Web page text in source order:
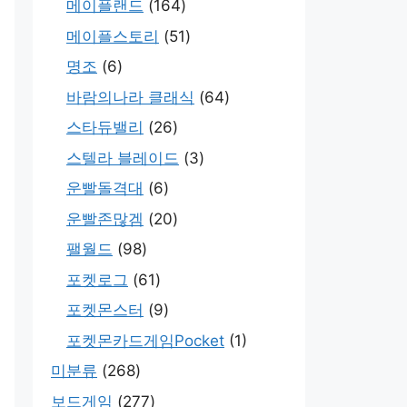
메이플랜드 (164)
메이플스토리 (51)
명조 (6)
바람의나라 클래식 (64)
스타듀밸리 (26)
스텔라 블레이드 (3)
운빨돌격대 (6)
운빨존많겜 (20)
팰월드 (98)
포켓로그 (61)
포켓몬스터 (9)
포켓몬카드게임Pocket (1)
미분류 (268)
보드게임 (277)